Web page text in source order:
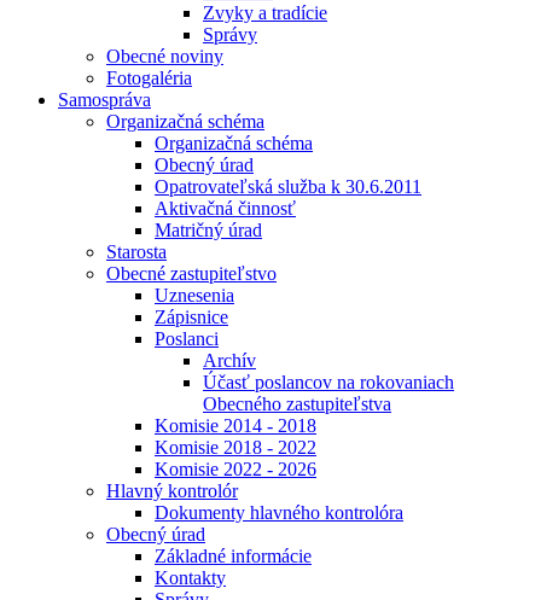
Zvyky a tradície
Správy
Obecné noviny
Fotogaléria
Samospráva
Organizačná schéma
Organizačná schéma
Obecný úrad
Opatrovateľská služba k 30.6.2011
Aktivačná činnosť
Matričný úrad
Starosta
Obecné zastupiteľstvo
Uznesenia
Zápisnice
Poslanci
Archív
Účasť poslancov na rokovaniach
Obecného zastupiteľstva
Komisie 2014 - 2018
Komisie 2018 - 2022
Komisie 2022 - 2026
Hlavný kontrolór
Dokumenty hlavného kontrolóra
Obecný úrad
Základné informácie
Kontakty